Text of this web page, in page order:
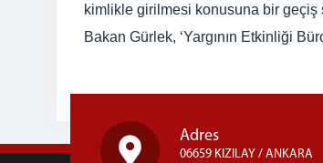
kimlikle girilmesi konusuna bir geçiş
Bakan Gürlek, ‘Yargının Etkinliği
Adres
06659 KIZILAY / ANKARA